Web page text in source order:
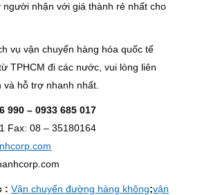
người nhận với giá thành rẻ nhất cho
vụ vận chuyển hàng hóa quốc tế
TPHCM đi các nước, vui lòng liên
hỗ trợ nhanh nhất.
990 – 0933 685 017
Fax: 08 – 35180164
: Vận chuyển đường hàng không;vận